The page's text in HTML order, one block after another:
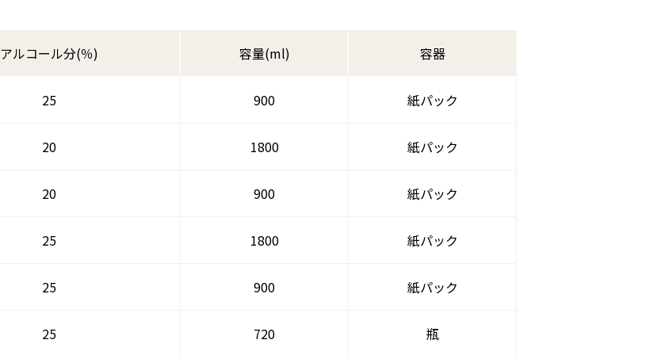
アルコール分(％) 容量(ml) 容器
25 900 紙パック
20 1800 紙パック
20 900 紙パック
25 1800 紙パック
25 900 紙パック
25 720 瓶